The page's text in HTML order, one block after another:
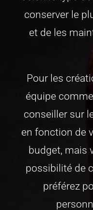
conserver le
et de les
Pour les
équipe
conseiller sur
en fonction de
budget, mais
possibilité de
préférez